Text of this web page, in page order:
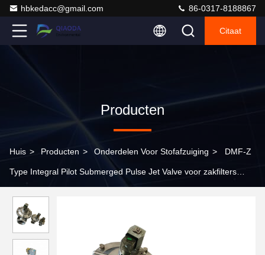
hbkedacc@gmail.com 86-0317-8188867
Citaat
Producten
Huis > Producten > Onderdelen Voor Stofafzuiging > DMF-Z
Type Integral Pilot Submerged Pulse Jet Valve voor zakfilters